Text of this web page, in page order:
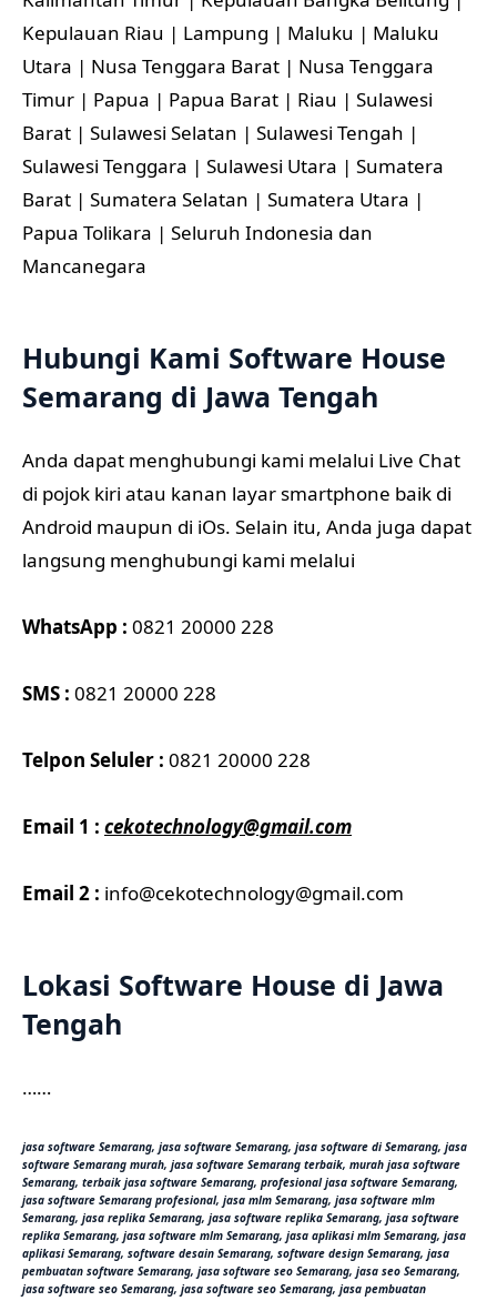
Kepulauan Riau | Lampung | Maluku | Maluku
Utara | Nusa Tenggara Barat | Nusa Tenggara
Timur | Papua | Papua Barat | Riau | Sulawesi
Barat | Sulawesi Selatan | Sulawesi Tengah |
Sulawesi Tenggara | Sulawesi Utara | Sumatera
Barat | Sumatera Selatan | Sumatera Utara |
Papua Tolikara | Seluruh Indonesia dan
Mancanegara
Hubungi Kami Software House
Semarang di Jawa Tengah
Anda dapat menghubungi kami melalui Live Chat
di pojok kiri atau kanan layar smartphone baik di
Android maupun di iOs. Selain itu, Anda juga dapat
langsung menghubungi kami melalui
WhatsApp : 0821 20000 228
SMS : 0821 20000 228
Telpon Seluler : 0821 20000 228
Email 1 : cekotechnology@gmail.com
Email 2 : info@cekotechnology@gmail.com
Lokasi Software House di Jawa
Tengah
……
jasa software Semarang, jasa software Semarang, jasa software di Semarang, jasa
software Semarang murah, jasa software Semarang terbaik, murah jasa software
Semarang, terbaik jasa software Semarang, profesional jasa software Semarang,
jasa software Semarang profesional, jasa mlm Semarang, jasa software mlm
Semarang, jasa replika Semarang, jasa software replika Semarang, jasa software
replika Semarang, jasa software mlm Semarang, jasa aplikasi mlm Semarang, jasa
aplikasi Semarang, software desain Semarang, software design Semarang, jasa
pembuatan software Semarang, jasa software seo Semarang, jasa seo Semarang,
jasa software seo Semarang, jasa software seo Semarang, jasa pembuatan